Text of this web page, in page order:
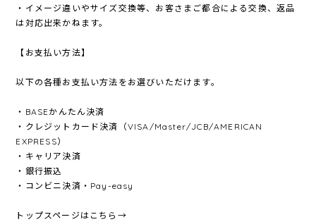
・イメージ違いやサイズ交換等、お客さまご都合による交換、返品
は対応出来かねます。
【お支払い方法】
以下の各種お支払い方法をお選びいただけます。
・BASEかんたん決済
・クレジットカード決済（VISA/Master/JCB/AMERICAN
EXPRESS）
・キャリア決済
・銀行振込
・コンビニ決済・Pay-easy
トップスページはこちら→